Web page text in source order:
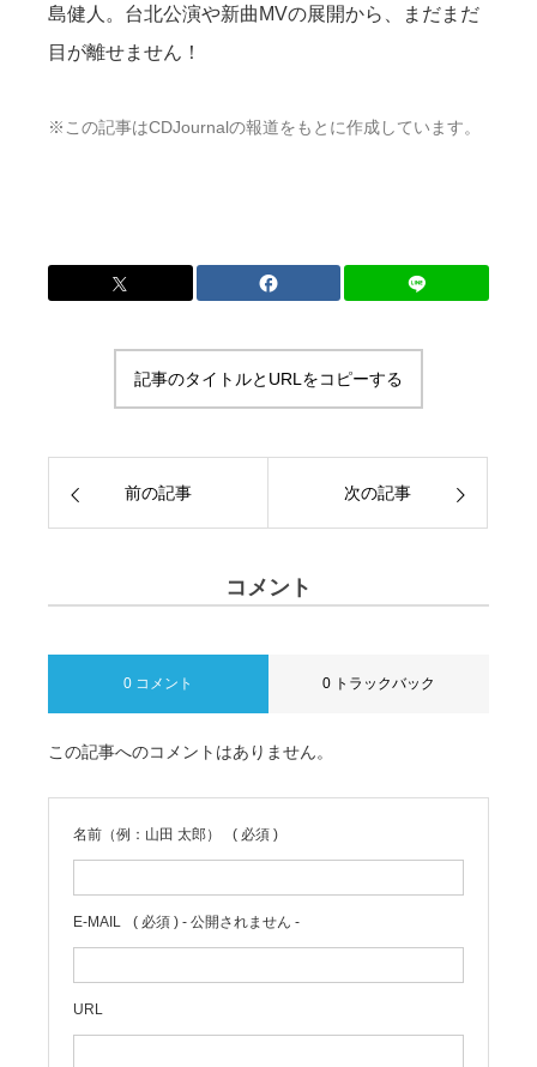
島健人。台北公演や新曲MVの展開から、まだまだ
目が離せません！
※この記事はCDJournalの報道をもとに作成しています。
記事のタイトルとURLをコピーする
前の記事 次の記事
コメント
0 コメント 0 トラックバック
この記事へのコメントはありません。
名前（例：山田 太郎） ( 必須 )
E-MAIL ( 必須 ) - 公開されません -
URL